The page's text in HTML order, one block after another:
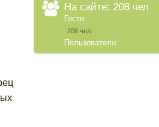
На сайте: 208 чел
Гости:
208 чел.
Пользователи: